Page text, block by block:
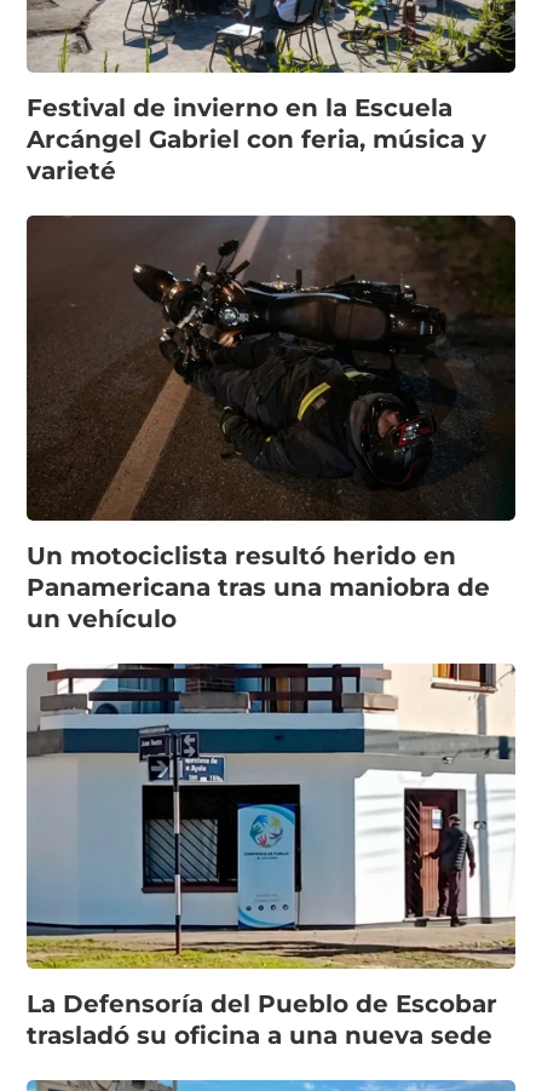
Festival de invierno en la Escuela
Arcángel Gabriel con feria, música y
varieté
Un motociclista resultó herido en
Panamericana tras una maniobra de
un vehículo
La Defensoría del Pueblo de Escobar
trasladó su oficina a una nueva sede